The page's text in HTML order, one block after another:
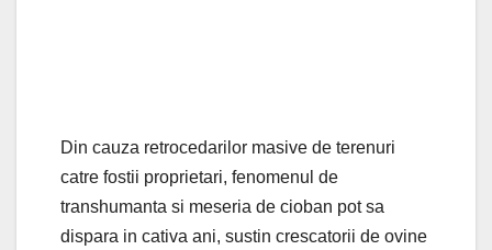
Din cauza retrocedarilor masive de terenuri
catre fostii proprietari, fenomenul de
transhumanta si meseria de cioban pot sa
dispara in cativa ani, sustin crescatorii de ovine